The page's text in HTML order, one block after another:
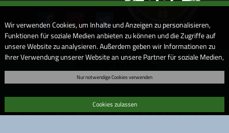
Webdesign by ARANES
Wir verwenden Cookies, um Inhalte und Anzeigen zu personalisieren,
Funktionen für soziale Medien anbieten zu können und die Zugriffe auf
unsere Website zu analysieren. Außerdem geben wir Informationen zu
Ihrer Verwendung unserer Website an unsere Partner für soziale Medien,
Informationen möglicherweise mit weiteren Daten zusammen, die Sie
Dienste gesammelt haben. Sofern Sie uns Ihre Einwilligung geben,
können Sie diese jederzeit in der Datenschutzerklärung wieder
Nur notwendige Cookies verwenden
Cookies zulassen